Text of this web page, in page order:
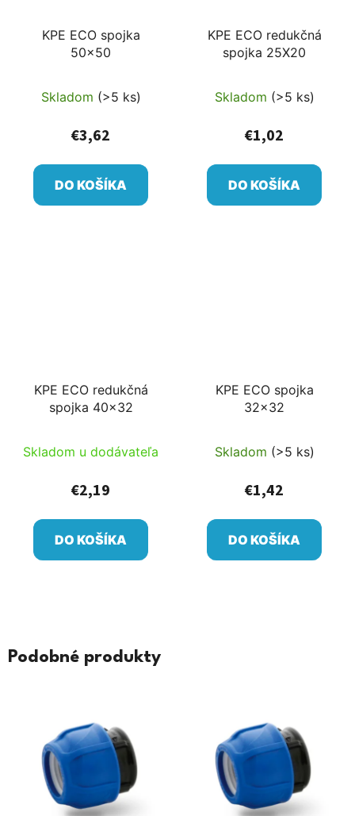
KPE ECO spojka
50x50
Skladom (>5 ks)
€3,62
DO KOŠÍKA
KPE ECO redukčná
spojka 25X20
Skladom (>5 ks)
€1,02
DO KOŠÍKA
KPE ECO redukčná
spojka 40x32
Skladom u dodávateľa
€2,19
DO KOŠÍKA
KPE ECO spojka
32x32
Skladom (>5 ks)
€1,42
DO KOŠÍKA
Podobné produkty